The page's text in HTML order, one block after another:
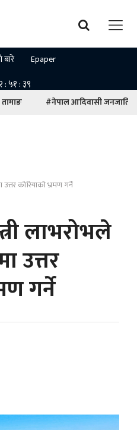
बारे Epaper
तामाङ #नेपाल आदिवासी जनजाति
कोरियाको भ्रमण गर्ने
लाभरोभले
उत्तर
गर्ने